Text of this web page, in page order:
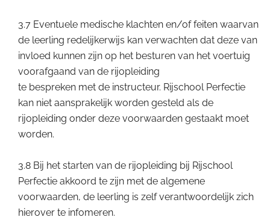
3.7 Eventuele medische klachten en/of feiten waarvan
de leerling redelijkerwijs kan verwachten dat deze van
invloed kunnen zijn op het besturen van het voertuig
voorafgaand van de rijopleiding
te bespreken met de instructeur. Rijschool Perfectie
kan niet aansprakelijk worden gesteld als de
rijopleiding onder deze voorwaarden gestaakt moet
worden.
3.8 Bij het starten van de rijopleiding bij Rijschool
Perfectie akkoord te zijn met de algemene
voorwaarden, de leerling is zelf verantwoordelijk zich
hierover te infomeren.